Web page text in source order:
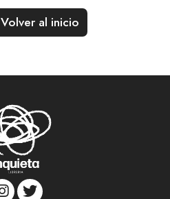
Volver al inicio